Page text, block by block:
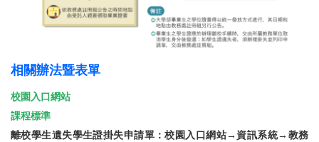
相關辦法暨表單
校園入口網站
課程標準
離校學生遺失學生證掛失申請單：校園入口網站→資訊系統→教務